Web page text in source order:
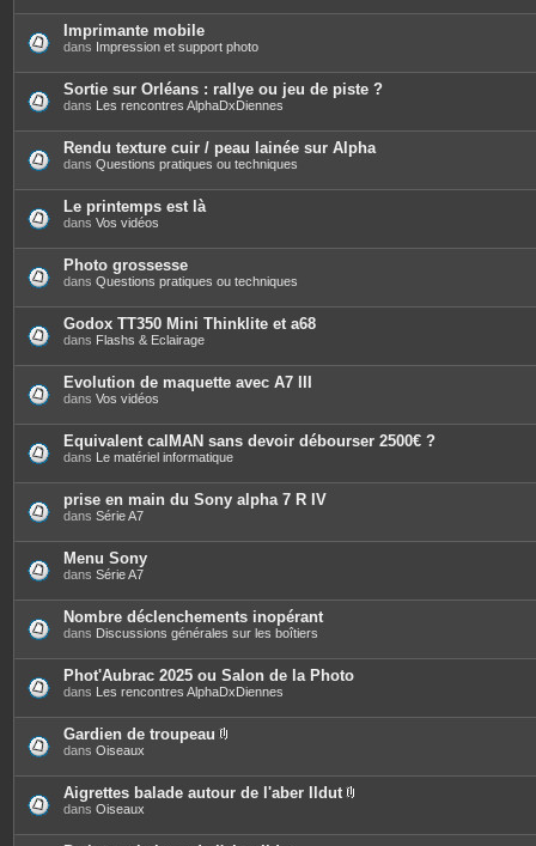
Imprimante mobile
dans Impression et support photo
Sortie sur Orléans : rallye ou jeu de piste ?
dans Les rencontres AlphaDxDiennes
Rendu texture cuir / peau lainée sur Alpha
dans Questions pratiques ou techniques
Le printemps est là
dans Vos vidéos
Photo grossesse
dans Questions pratiques ou techniques
Godox TT350 Mini Thinklite et a68
dans Flashs & Eclairage
Evolution de maquette avec A7 III
dans Vos vidéos
Equivalent calMAN sans devoir débourser 2500€ ?
dans Le matériel informatique
prise en main du Sony alpha 7 R IV
dans Série A7
Menu Sony
dans Série A7
Nombre déclenchements inopérant
dans Discussions générales sur les boîtiers
Phot'Aubrac 2025 ou Salon de la Photo
dans Les rencontres AlphaDxDiennes
Gardien de troupeau
è
c
j
dans Oiseaux
Aigrettes balade autour de l'aber Ildut
è
dans Oiseaux